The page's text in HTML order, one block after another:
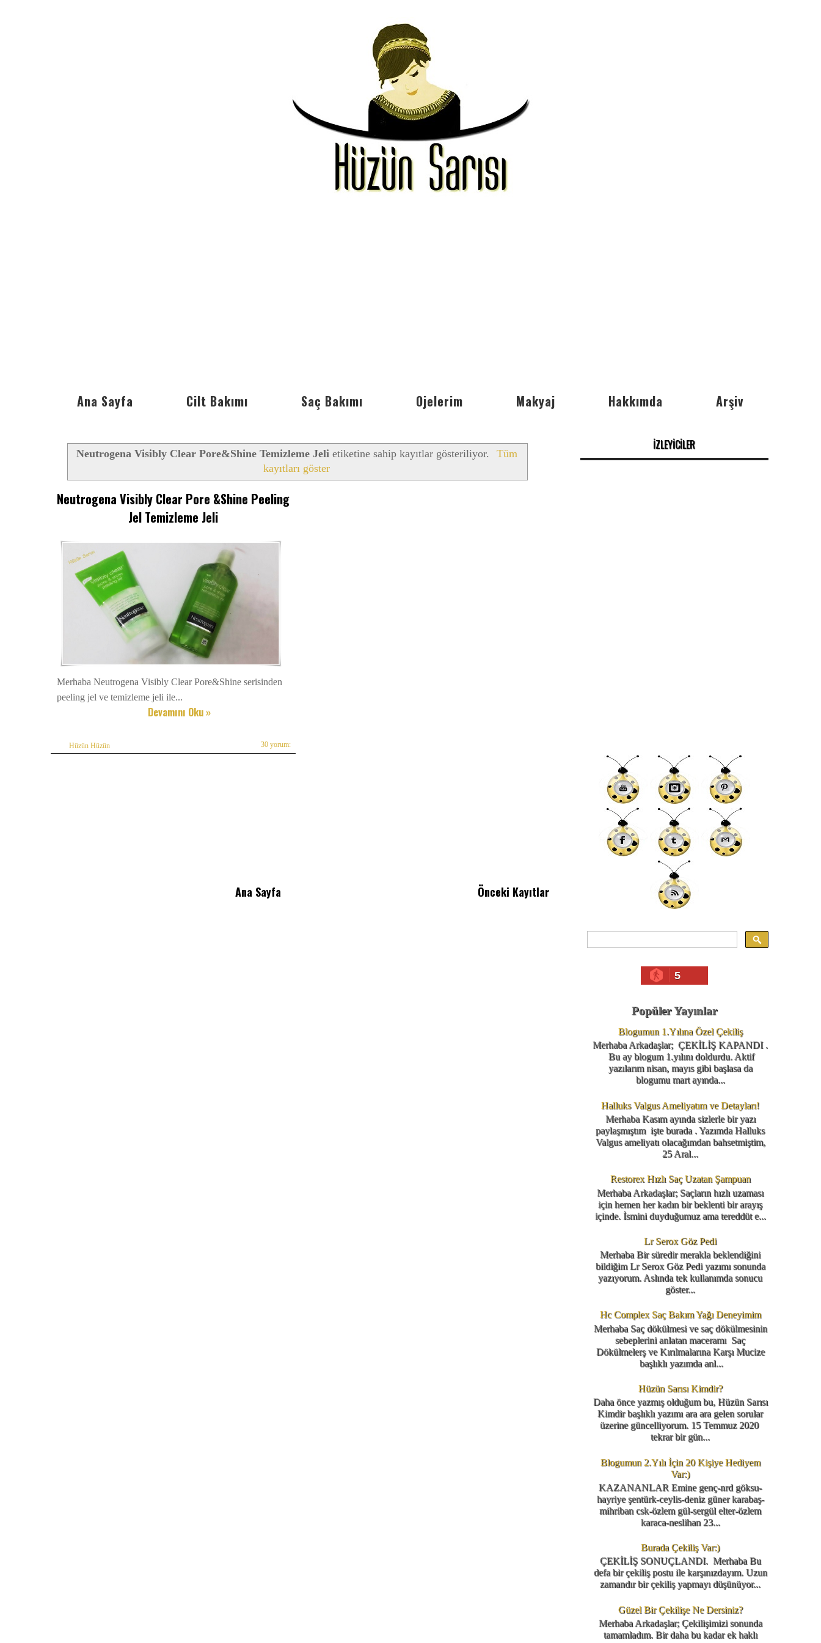
Ana Sayfa Cilt Bakımı Saç Bakımı Ojelerim Makyaj Hakkımda Arşiv
Neutrogena Visibly Clear Pore&Shine Temizleme Jelietiketine sahip kayıtlar gösteriliyor.
Tüm
kayıtları göster
Neutrogena Visibly Clear Pore &Shine Peeling
Jel Temizleme Jeli
Merhaba Neutrogena Visibly Clear Pore&Shine serisinden
peeling jel ve temizleme jeli ile...
Devamını Oku »
Hüzün Hüzün 30 yorum:
Önceki Kayıtlar
Ana Sayfa
İZLEYİCİLER
5
Popüler Yayınlar
Blogumun 1.Yılına Özel Çekiliş
Merhaba Arkadaşlar; ÇEKİLİŞ KAPANDI .
Bu ay blogum 1.yılını doldurdu. Aktif
yazılarım nisan, mayıs gibi başlasa da
blogumu mart ayında...
Halluks Valgus Ameliyatım ve Detayları!
Merhaba Kasım ayında sizlerle bir yazı
paylaşmıştım işte burada . Yazımda Halluks
Valgus ameliyatı olacağımdan bahsetmiştim,
25 Aral...
Restorex Hızlı Saç Uzatan Şampuan
Merhaba Arkadaşlar; Saçların hızlı uzaması
için hemen her kadın bir beklenti bir arayış
içinde. İsmini duyduğumuz ama tereddüt e...
Lr Serox Göz Pedi
Merhaba Bir süredir merakla beklendiğini
bildiğim Lr Serox Göz Pedi yazımı sonunda
yazıyorum. Aslında tek kullanımda sonucu
göster...
Hc Complex Saç Bakım Yağı Deneyimim
Merhaba Saç dökülmesi ve saç dökülmesinin
sebeplerini anlatan maceramı Saç
Dökülmelerş ve Kırılmalarına Karşı Mucize
başlıklı yazımda anl...
Hüzün Sarısı Kimdir?
Daha önce yazmış olduğum bu, Hüzün Sarısı
Kimdir başlıklı yazımı ara ara gelen sorular
üzerine güncelliyorum. 15 Temmuz 2020
tekrar bir gün...
Blogumun 2.Yılı İçin 20 Kişiye Hediyem
Var:)
KAZANANLAR Emine genç-nrd göksu-
hayriye şentürk-ceylis-deniz güner karabaş-
mihriban csk-özlem gül-sergül elter-özlem
karaca-neslihan 23...
Burada Çekiliş Var:)
ÇEKİLİŞ SONUÇLANDI. Merhaba Bu
defa bir çekiliş postu ile karşınızdayım. Uzun
zamandır bir çekiliş yapmayı düşünüyor...
Güzel Bir Çekilişe Ne Dersiniz?
Merhaba Arkadaşlar; Çekilişimizi sonunda
tamamladım. Bir daha bu kadar ek haklı